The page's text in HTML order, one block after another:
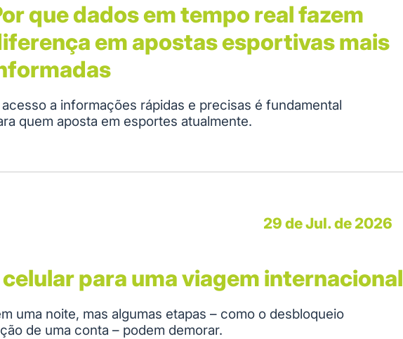
que dados em tempo real fazem
em apostas esportivas mais
acesso a informações rápidas e precisas é fundamental
quem aposta em esportes atualmente.
29 de Jul. de 2026
para uma viagem internacional
uma noite, mas algumas etapas – como o desbloqueio
de uma conta – podem demorar.